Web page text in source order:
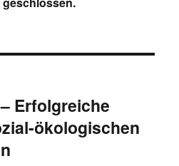
Erfolgreiche
ökologischen